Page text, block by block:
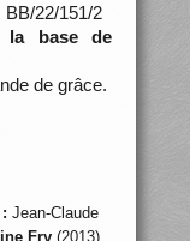
BB/22/151/2
la base de
de grâce.
Jean-Claude
Fry(2013)